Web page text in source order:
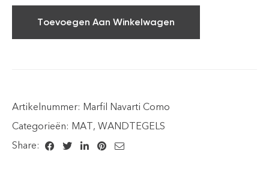
Toevoegen Aan Winkelwagen
Artikelnummer: Marfil Navarti Como
Categorieën: MAT, WANDTEGELS
Share: